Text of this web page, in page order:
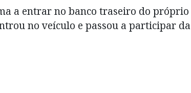
a entrar no banco traseiro do próprio
no veículo e passou a participar da